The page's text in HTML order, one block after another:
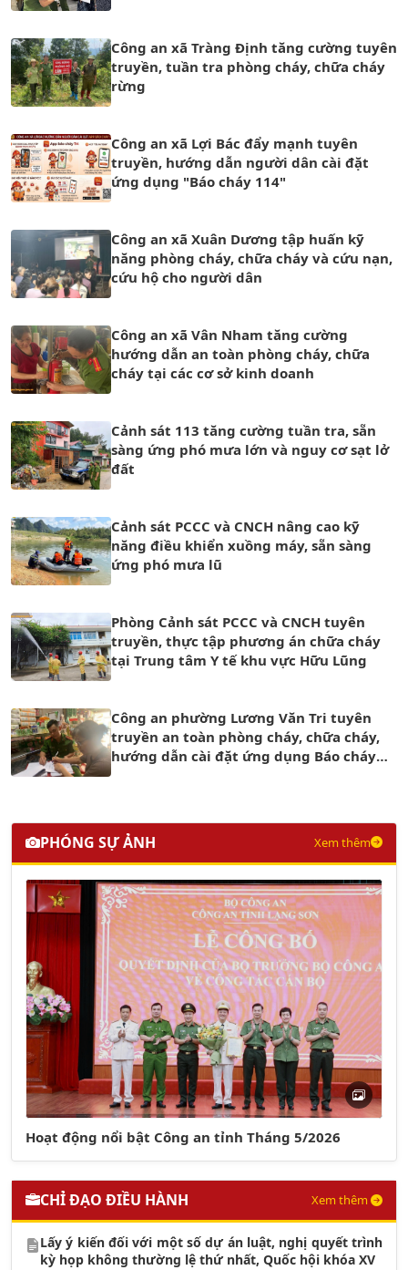
Công an xã Tràng Định tăng cường tuyên
truyền, tuần tra phòng cháy, chữa cháy
rừng
Công an xã Lợi Bác đẩy mạnh tuyên
truyền, hướng dẫn người dân cài đặt
ứng dụng "Báo cháy 114"
Công an xã Xuân Dương tập huấn kỹ
năng phòng cháy, chữa cháy và cứu nạn,
cứu hộ cho người dân
Công an xã Vân Nham tăng cường
hướng dẫn an toàn phòng cháy, chữa
cháy tại các cơ sở kinh doanh
Cảnh sát 113 tăng cường tuần tra, sẵn
sàng ứng phó mưa lớn và nguy cơ sạt lở
đất
Cảnh sát PCCC và CNCH nâng cao kỹ
năng điều khiển xuồng máy, sẵn sàng
ứng phó mưa lũ
Phòng Cảnh sát PCCC và CNCH tuyên
truyền, thực tập phương án chữa cháy
tại Trung tâm Y tế khu vực Hữu Lũng
Công an phường Lương Văn Tri tuyên
truyền an toàn phòng cháy, chữa cháy,
hướng dẫn cài đặt ứng dụng Báo cháy
PHÓNG SỰ ẢNH Xem thêm
Hoạt động nổi bật Công an tỉnh Tháng 5/2026
CHỈ ĐẠO ĐIỀU HÀNH Xem thêm
Lấy ý kiến đối với một số dự án luật, nghị quyết trình
kỳ họp không thường lệ thứ nhất, Quốc hội khóa XV